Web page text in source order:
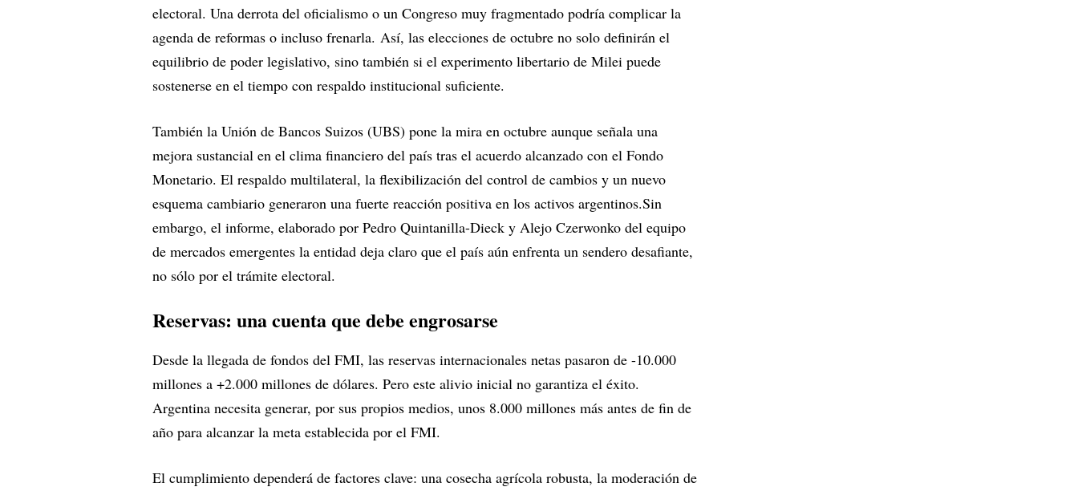
electoral. Una derrota del oficialismo o un Congreso muy fragmentado podría complicar la
agenda de reformas o incluso frenarla. Así, las elecciones de octubre no solo definirán el
equilibrio de poder legislativo, sino también si el experimento libertario de Milei puede
sostenerse en el tiempo con respaldo institucional suficiente.
También la Unión de Bancos Suizos (UBS) pone la mira en octubre aunque señala una
mejora sustancial en el clima financiero del país tras el acuerdo alcanzado con el Fondo
Monetario. El respaldo multilateral, la flexibilización del control de cambios y un nuevo
esquema cambiario generaron una fuerte reacción positiva en los activos argentinos.Sin
embargo, el informe, elaborado por Pedro Quintanilla-Dieck y Alejo Czerwonko del equipo
de mercados emergentes la entidad deja claro que el país aún enfrenta un sendero desafiante,
no sólo por el trámite electoral.
Reservas: una cuenta que debe engrosarse
Desde la llegada de fondos del FMI, las reservas internacionales netas pasaron de -10.000
millones a +2.000 millones de dólares. Pero este alivio inicial no garantiza el éxito.
Argentina necesita generar, por sus propios medios, unos 8.000 millones más antes de fin de
año para alcanzar la meta establecida por el FMI.
El cumplimiento dependerá de factores clave: una cosecha agrícola robusta, la moderación de